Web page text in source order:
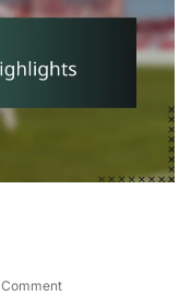
CommentOn